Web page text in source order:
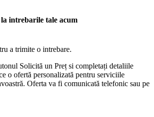
intrebarile tale acum
a trimite o intrebare.
Solicită un Preț si completați detaliile
o ofertă personalizată pentru serviciile
Oferta va fi comunicată telefonic sau pe